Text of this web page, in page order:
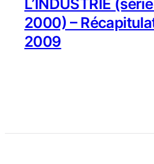
L’INDUSTRIE
2000) –
2009